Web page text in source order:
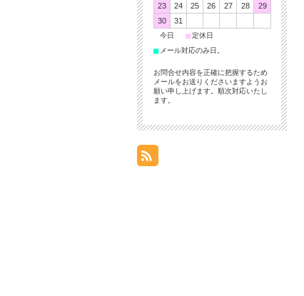
23
24 25 26 27 28
29
30
31
今日 ■定休日
■ メール対応のみ日。
お問合せ内容を正確に把握するため
メールをお送りくださいますようお
願い申し上げます。順次対応いたし
ます。